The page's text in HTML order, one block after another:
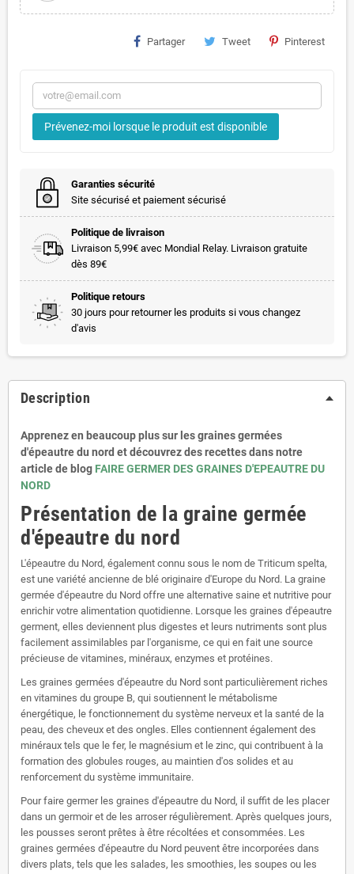
Partager Tweet Pinterest
Prévenez-moi lorsque le produit est disponible
Garanties sécurité
Site sécurisé et paiement sécurisé
Politique de livraison
Livraison 5,99€ avec Mondial Relay. Livraison gratuite
dès 89€
Politique retours
30 jours pour retourner les produits si vous changez
d'avis
Description
Apprenez en beaucoup plus sur les graines germées
d'épeautre du nord et découvrez des recettes dans notre
article de blog FAIRE GERMER DES GRAINES D'EPEAUTRE DU
NORD
Présentation de la graine germée
d'épeautre du nord
L'épeautre du Nord, également connu sous le nom de Triticum spelta,
est une variété ancienne de blé originaire d'Europe du Nord. La graine
germée d'épeautre du Nord offre une alternative saine et nutritive pour
enrichir votre alimentation quotidienne. Lorsque les graines d'épeautre
germent, elles deviennent plus digestes et leurs nutriments sont plus
facilement assimilables par l'organisme, ce qui en fait une source
précieuse de vitamines, minéraux, enzymes et protéines.
Les graines germées d'épeautre du Nord sont particulièrement riches
en vitamines du groupe B, qui soutiennent le métabolisme
énergétique, le fonctionnement du système nerveux et la santé de la
peau, des cheveux et des ongles. Elles contiennent également des
minéraux tels que le fer, le magnésium et le zinc, qui contribuent à la
formation des globules rouges, au maintien d'os solides et au
renforcement du système immunitaire.
Pour faire germer les graines d'épeautre du Nord, il suffit de les placer
dans un germoir et de les arroser régulièrement. Après quelques jours,
les pousses seront prêtes à être récoltées et consommées. Les
graines germées d'épeautre du Nord peuvent être incorporées dans
divers plats, tels que les salades, les smoothies, les soupes ou les